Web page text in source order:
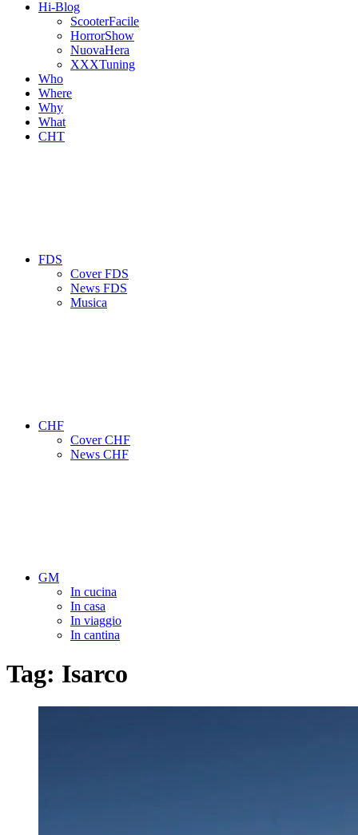
Hi-Blog
ScooterFacile
HorrorShow
NuovaHera
XXXTuning
Who
Where
Why
What
CHT
FDS
Cover FDS
News FDS
Musica
CHF
Cover CHF
News CHF
GM
In cucina
In casa
In viaggio
In cantina
Tag: Isarco